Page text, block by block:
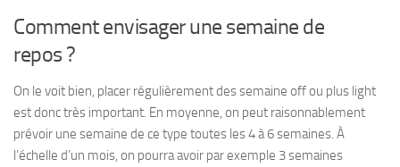
Comment envisager une semaine de
repos ?
On le voit bien, placer régulièrement des semaine off ou plus light
est donc très important. En moyenne, on peut raisonnablement
prévoir une semaine de ce type toutes les 4 à 6 semaines. À
l’échelle d’un mois, on pourra avoir par exemple 3 semaines